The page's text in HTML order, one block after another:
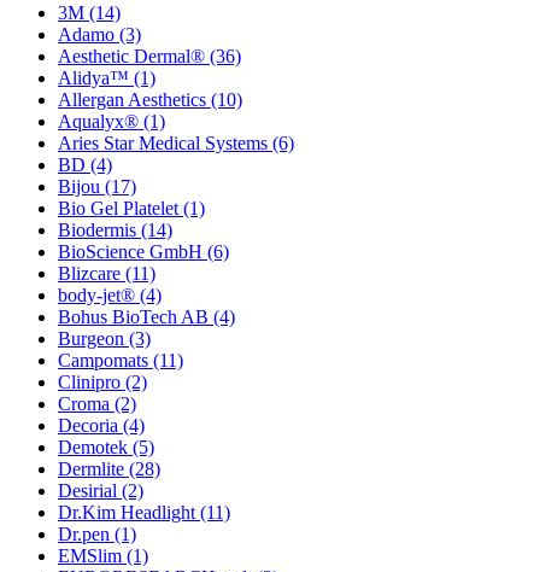
3M (14)
Adamo (3)
Aesthetic Dermal® (36)
Alidya™ (1)
Allergan Aesthetics (10)
Aqualyx® (1)
Aries Star Medical Systems (6)
BD (4)
Bijou (17)
Bio Gel Platelet (1)
Biodermis (14)
BioScience GmbH (6)
Blizcare (11)
body-jet® (4)
Bohus BioTech AB (4)
Burgeon (3)
Campomats (11)
Clinipro (2)
Croma (2)
Decoria (4)
Demotek (5)
Dermlite (28)
Desirial (2)
Dr.Kim Headlight (11)
Dr.pen (1)
EMSlim (1)